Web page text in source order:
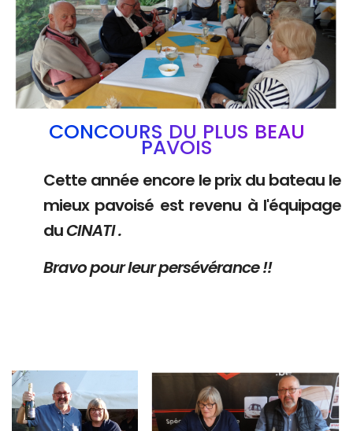
CONCOURS DU PLUS BEAU
PAVOIS
Cette année encore le prix du bateau le
mieux pavoisé est revenu à l'équipage
duCINATI .
Bravo pour leur persévérance !!
Branding
ARMCHAIR ARMCHAIR